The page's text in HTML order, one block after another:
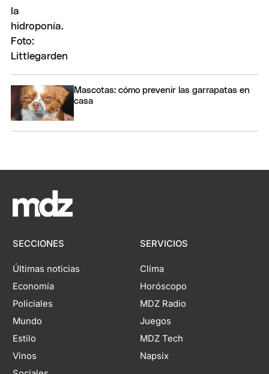
Mascotas: cómo prevenir las garrapatas en
casa
SECCIONES
Últimas noticias
Economía
Policiales
Mundo
Estilo
Vinos
SERVICIOS
Clima
Horóscopo
MDZ Radio
Juegos
MDZ Tech
Napsix